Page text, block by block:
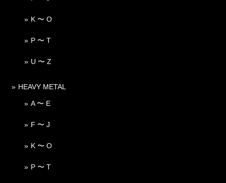
K 〜 O
P 〜 T
U 〜 Z
HEAVY METAL
A 〜 E
F 〜 J
K 〜 O
P 〜 T